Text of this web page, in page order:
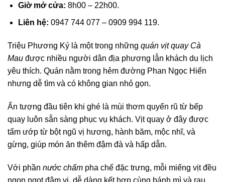
Giờ mở cửa: 8h00 – 22h00.
Liên hệ: 0947 744 077 – 0909 994 119.
Triệu Phương Ký là một trong những quán vịt quay Cà
Mau được nhiều người dân địa phương lẫn khách du lịch
yêu thích. Quán nằm trong hẻm đường Phan Ngọc Hiển
nhưng dễ tìm và có không gian nhỏ gọn.
Ấn tượng đầu tiên khi ghé là mùi thơm quyến rũ từ bếp
quay luôn sẵn sàng phục vụ khách. Vịt quay ở đây được
tẩm ướp từ bột ngũ vị hương, hành băm, mộc nhĩ, và
gừng, giúp món ăn thêm đậm đà và hấp dẫn.
Với phần nước chấm pha chế đặc trưng, mỗi miếng vịt đều
ngon ngọt đậm vị, dễ dàng kết hợp cùng bánh mì và rau